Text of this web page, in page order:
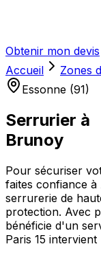
Obtenir mon devis
Accueil
Zones
Essonne (91)
Serrurier à
Brunoy
Pour sécuriser
faites confiance
serrurerie de
protection. Avec
bénéficie d'un
Paris 15